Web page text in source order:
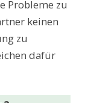
Probleme zu
keinen
zu
dafür